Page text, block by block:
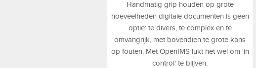
Handmatig grip houden op grote
hoeveelheden digitale documenten is geen
optie: te divers, te complex en te
omvangrijk, met bovendien te grote kans
op fouten. Met OpenIMS lukt het wel om 'in
control' te blijven.